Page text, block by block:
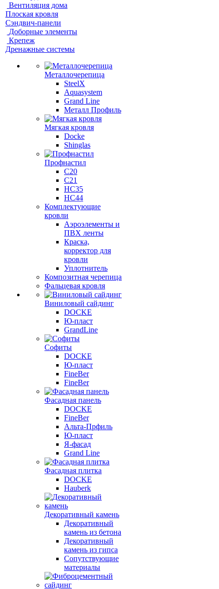
Вентиляция дома
Плоская кровля
Сэндвич-панели
Доборные элементы
Крепеж
Дренажные системы
Металлочерепица
SteelX
Aquasystem
Grand Line
Металл Профиль
Мягкая кровля
Docke
Shinglas
Профнастил
C20
C21
НС35
НС44
Комплектующие
кровли
Аэроэлементы и
ПВХ ленты
Краска,
корректор для
кровли
Уплотнитель
Композитная черепица
Фальцевая кровля
Виниловый сайдинг
DOCKE
Ю-пласт
GrandLine
Софиты
DOCKE
Ю-пласт
FineBer
FineBer
Фасадная панель
DOCKE
FineBer
Альта-Прфиль
Ю-пласт
Я-фасад
Grand Line
Фасадная плитка
DOCKE
Hauberk
Декоративный камень
Декоративный
камень из бетона
Декоративный
камень из гипса
Сопутствующие
материалы